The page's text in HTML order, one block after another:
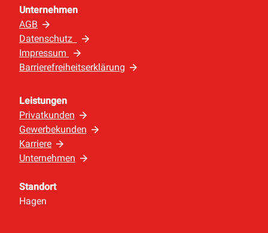
Unternehmen
AGB
Datenschutz
Impressum
Barrierefreiheitserklärung
Leistungen
Privatkunden
Gewerbekunden
Karriere
Unternehmen
Standort
Hagen